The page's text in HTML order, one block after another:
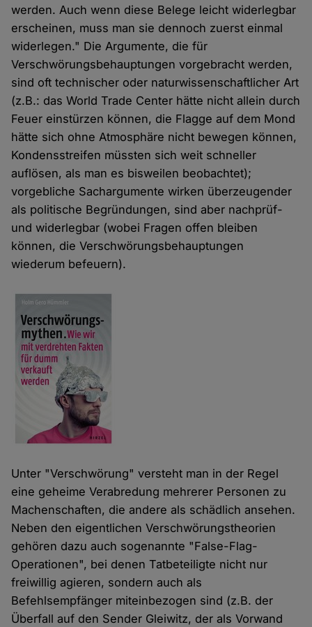
werden. Auch wenn diese Belege leicht widerlegbar
erscheinen, muss man sie dennoch zuerst einmal
widerlegen." Die Argumente, die für
Verschwörungsbehauptungen vorgebracht werden,
sind oft technischer oder naturwissenschaftlicher Art
(z.B.: das World Trade Center hätte nicht allein durch
Feuer einstürzen können, die Flagge auf dem Mond
hätte sich ohne Atmosphäre nicht bewegen können,
Kondensstreifen müssten sich weit schneller
auflösen, als man es bisweilen beobachtet);
vorgebliche Sachargumente wirken überzeugender
als politische Begründungen, sind aber nachprüf-
und widerlegbar (wobei Fragen offen bleiben
können, die Verschwörungsbehauptungen
wiederum befeuern).
Unter "Verschwörung" versteht man in der Regel
eine geheime Verabredung mehrerer Personen zu
Machenschaften, die andere als schädlich ansehen.
Neben den eigentlichen Verschwörungstheorien
gehören dazu auch sogenannte "False-Flag-
Operationen", bei denen Tatbeteiligte nicht nur
freiwillig agieren, sondern auch als
Befehlsempfänger miteinbezogen sind (z.B. der
Überfall auf den Sender Gleiwitz, der als Vorwand